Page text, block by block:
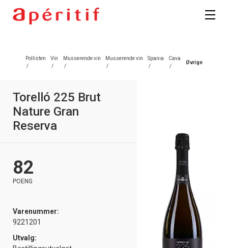
Pollisten
/
Vin
/
Musserende vin
/
Musserende vin
/
Spania
/
Cava
/
Øvrige
Torelló 225 Brut
Nature Gran
Reserva
82
POENG
Varenummer:
9221201
Utvalg: